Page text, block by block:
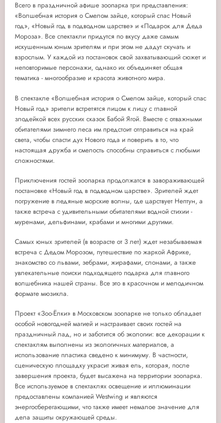
Всего в праздничной афише зоопарка три представления:
«Волшебная история о Смелом зайце, который спас Новый
год», «Новый год в подводном царстве» и «Подарок для Деда
Мороза». Все спектакли придутся по вкусу даже самым
искушенным юным зрителям и при этом не дадут скучать и
взрослым. У каждой из постановок свой захватывающий сюжет и
неповторимые персонажи, однако их объединяет общая
тематика - многообразие и красота животного мира.
В спектакле «Волшебная история о Смелом зайце, который спас
Новый год» зрители встретятся лицом к лицу с главной
злодейкой всех русских сказок Бабой Ягой. Вместе с отважными
обитателями зимнего леса им предстоит отправиться на край
света, чтобы спасти дух Нового года и поверить в то, что
настоящая дружба и смелость способны справиться с любыми
сложностями.
Приключения гостей зоопарка продолжатся в завораживающей
постановке «Новый год в подводном царстве». Зрителей ждет
погружение в ледяные морские волны, где царствует Нептун, а
также встреча с удивительными обитателями водной стихии -
муренами, дельфинами, крабами и многими другими.
Самых юных зрителей (в возрасте от 3 лет) ждет незабываемая
встреча с Дедом Морозом, путешествие по жаркой Африке,
знакомство со львами, зебрами, жирафами, слонами, а также
увлекательные поиски подходящего подарка для главного
волшебника нашей страны. Все это в красочном и мелодичном
формате мюзикла.
Проект «Зоо-Ёлки» в Московском зоопарке не только обладает
особой новогодней магией и настраивает своих гостей на
праздничный лад, но и заботится об экологии: все декорации к
спектаклям выполнены из экологичных материалов, а
использование пластика сведено к минимуму. В частности,
сценическую площадку украсит живая ель, которая, после
завершения проекта, будет высажена на территории зоопарка.
Все используемое в спектаклях освещение и иллюминации
предоставлены компанией Westwing и являются
энергосберегающими, что также имеет немалое значение для
дела защиты окружающей среды.